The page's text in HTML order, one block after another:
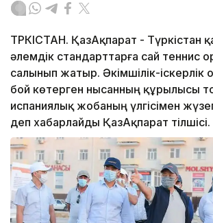
ТҮРКІСТАН. ҚазАқпарат - Түркістан
әлемдік стандарттарға сай теннис
салынып жатыр. Әкімшілік-іскерлік
бой көтерген нысанның құрылысы
испаниялық жобаның үлгісімен
деп хабарлайды ҚазАқпарат тілшісі.